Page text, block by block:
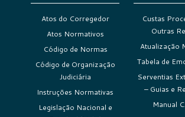
Atos do Corregedor
Atos Normativos
Código de Normas
Código de Organização
Judiciária
Instruções Normativas
Legislação Nacional e
Custas
Outras
Atualização
Tabela de
Serventias
– Guias e
Manual